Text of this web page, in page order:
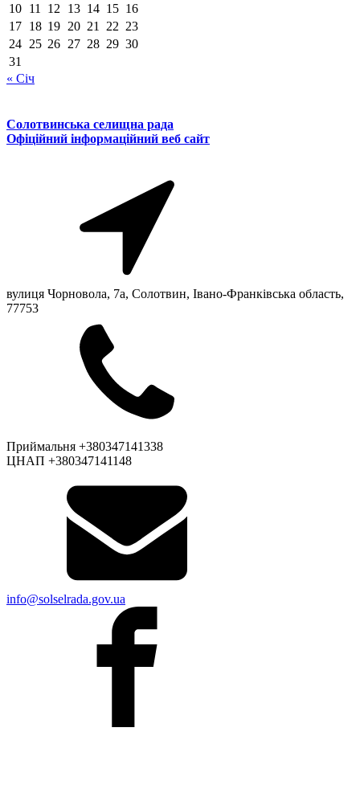
10 11 12 13 14 15 16
17 18 19 20 21 22 23
24 25 26 27 28 29 30
31
« Січ
Солотвинська селищна рада
Офіційний інформаційний веб сайт
вулиця Чорновола, 7a, Солотвин, Івано-Франківська область,
77753
Приймальня +380347141338
ЦНАП +380347141148
info@solselrada.gov.ua